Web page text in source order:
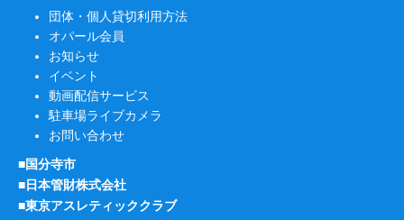
団体・個人貸切利用方法
オパール会員
お知らせ
イベント
動画配信サービス
駐車場ライブカメラ
お問い合わせ
■国分寺市
■日本管財株式会社
■東京アスレティッククラブ